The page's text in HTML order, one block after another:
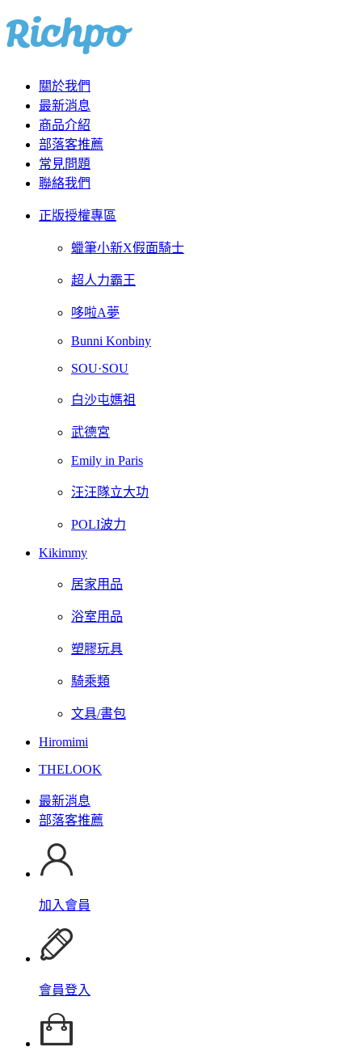
關於我們
最新消息
商品介紹
部落客推薦
常見問題
聯絡我們
正版授權專區
蠟筆小新X假面騎士
超人力霸王
哆啦A夢
Bunni Konbiny
SOU·SOU
白沙屯媽祖
武德宮
Emily in Paris
汪汪隊立大功
POLI波力
Kikimmy
居家用品
浴室用品
塑膠玩具
騎乘類
文具/書包
Hiromimi
THELOOK
最新消息
部落客推薦
加入會員
會員登入